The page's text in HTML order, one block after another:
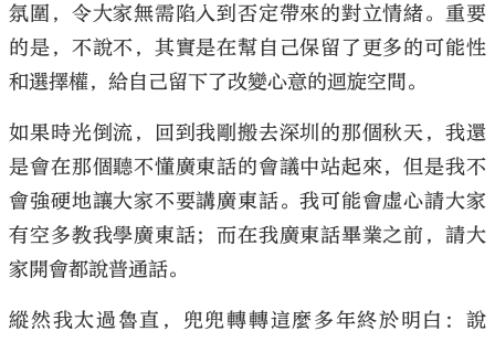
氛圍，令大家無需陷入到否定帶來的對立情緒。重要
的是，不說不，其實是在幫自己保留了更多的可能性
和選擇權，給自己留下了改變心意的迴旋空間。
如果時光倒流，回到我剛搬去深圳的那個秋天，我還
是會在那個聽不懂廣東話的會議中站起來，但是我不
會強硬地讓大家不要講廣東話。我可能會虛心請大家
有空多教我學廣東話；而在我廣東話畢業之前，請大
家開會都說普通話。
縱然我太過魯直，兜兜轉轉這麼多年終於明白：說